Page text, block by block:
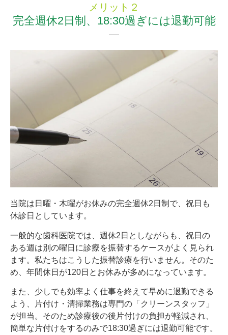
メリット２
完全週休2日制、 18:30過ぎには退勤可能
当院は日曜・木曜がお休みの完全週休2日制で、祝日も
休診日としています。
一般的な歯科医院では、週休2日としながらも、祝日の
ある週は別の曜日に診療を振替するケースがよく見られ
ます。私たちはこうした振替診療を行いません。そのた
め、年間休日が120日とお休みが多めになっています。
また、少しでも効率よく仕事を終えて早めに退勤できる
よう、片付け・清掃業務は専門の「クリーンスタッフ」
が担当。そのため診療後の後片付けの負担が軽減され、
簡単な片付けをするのみで18:30過ぎには退勤可能です。